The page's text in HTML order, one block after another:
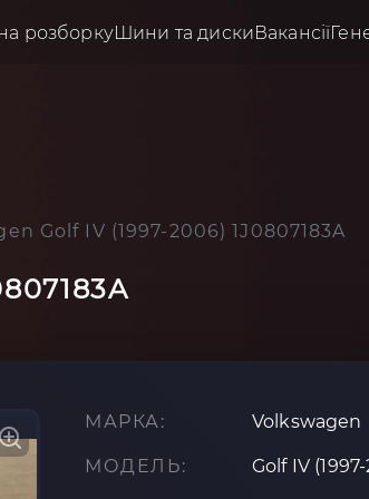
розборкуШини та дискиВакансії
Golf IV (1997-2006) 1J0807183A
МАРКА: Volkswagen
МОДЕЛЬ: Golf IV